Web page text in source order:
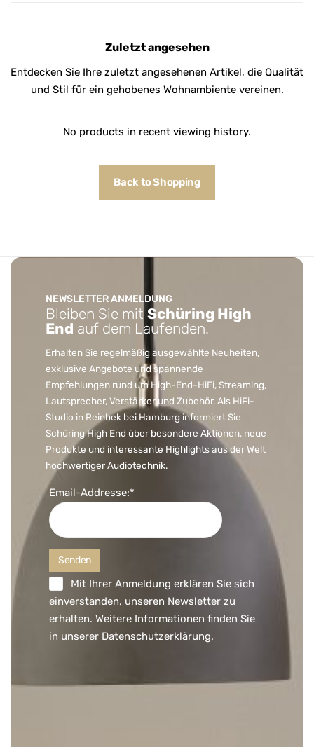
Zuletzt angesehen
Entdecken Sie Ihre zuletzt angesehenen Artikel, die Qualität
und Stil für ein gehobenes Wohnambiente vereinen.
No products in recent viewing history.
Back to Shopping
NEWSLETTER ANMELDUNG
Bleiben Sie mit Schüring High
End auf dem Laufenden.
Erhalten Sie regelmäßig ausgewählte Neuheiten,
exklusive Angebote und spannende
Empfehlungen rund um High-End-HiFi, Streaming,
Lautsprecher, Verstärker und Zubehör. Als HiFi-
Studio in Reinbek bei Hamburg informiert Sie
Schüring High End über besondere Aktionen, neue
Produkte und interessante Highlights aus der Welt
hochwertiger Audiotechnik.
Email-Addresse:*
Mit Ihrer Anmeldung erklären Sie sich
einverstanden, unseren Newsletter zu
erhalten. Weitere Informationen finden Sie
in unserer Datenschutzerklärung.